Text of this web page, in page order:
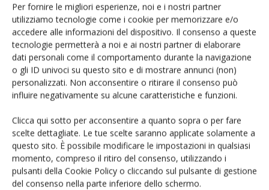
Per fornire le migliori esperienze, noi e i nostri partner
utilizziamo tecnologie come i cookie per memorizzare e/o
accedere alle informazioni del dispositivo. Il consenso a queste
tecnologie permetterà a noi e ai nostri partner di elaborare
dati personali come il comportamento durante la navigazione
o gli ID univoci su questo sito e di mostrare annunci (non)
personalizzati. Non acconsentire o ritirare il consenso può
influire negativamente su alcune caratteristiche e funzioni.
Clicca qui sotto per acconsentire a quanto sopra o per fare
scelte dettagliate. Le tue scelte saranno applicate solamente a
questo sito. È possibile modificare le impostazioni in qualsiasi
momento, compreso il ritiro del consenso, utilizzando i
pulsanti della Cookie Policy o cliccando sul pulsante di gestione
del consenso nella parte inferiore dello schermo.
VIGNETO
BIOLCHIM e ILSA insieme per un grande
progetto industriale
Di Redazione 7 Marzo 2017